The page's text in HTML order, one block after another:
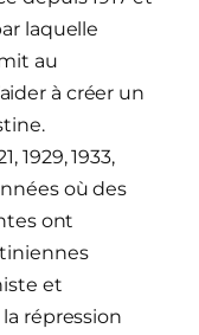
laquelle
au
à créer un
1929, 1933,
où des
ont
et
répression